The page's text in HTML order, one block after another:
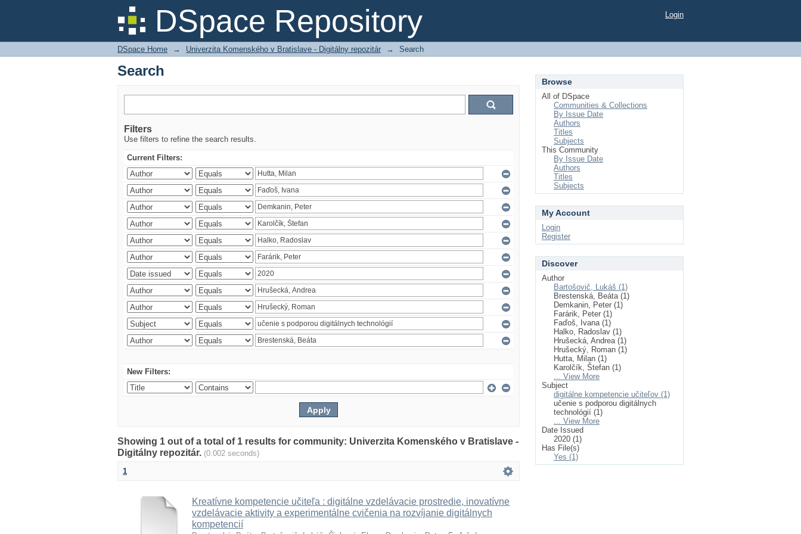
DSpace Repository
Search Login
DSpace Home → Univerzita Komenského v Bratislave - Digitálny repozitár → Search
Search
Filters
Use filters to refine the search results.
Current Filters:
New Filters:
Showing 1 out of a total of 1 results for community: Univerzita Komenského v Bratislave -
Digitálny repozitár. (0.002 seconds)
1
Kreatívne kompetencie učiteľa : digitálne vzdelávacie prostredie, inovatívne
vzdelávacie aktivity a experimentálne cvičenia na rozvíjanie digitálnych
kompetencií
Browse
All of DSpace
Communities & Collections
By Issue Date
Authors
Titles
Subjects
This Community
By Issue Date
Authors
Titles
Subjects
My Account
Login
Register
Discover
Author
Bartošovič, Lukáš (1)
Brestenská, Beáta (1)
Demkanin, Peter (1)
Farárik, Peter (1)
Faďoš, Ivana (1)
Halko, Radoslav (1)
Hrušecká, Andrea (1)
Hrušecký, Roman (1)
Hutta, Milan (1)
Karolčík, Štefan (1)
... View More
Subject
digitálne kompetencie učiteľov (1)
učenie s podporou digitálnych
technológií (1)
... View More
Date Issued
2020 (1)
Has File(s)
Yes (1)